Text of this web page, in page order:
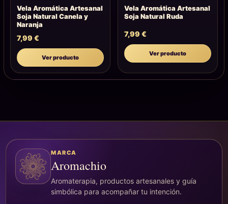
Vela Aromática Artesanal
Soja Natural Canela y
Naranja
7,99 €
Ver producto
Vela Aromática Artesanal
Soja Natural Ruda
7,99 €
Ver producto
MARCA
Aromachio
Aromaterapia, productos artesanales y guía
simbólica para acompañar tu intención.